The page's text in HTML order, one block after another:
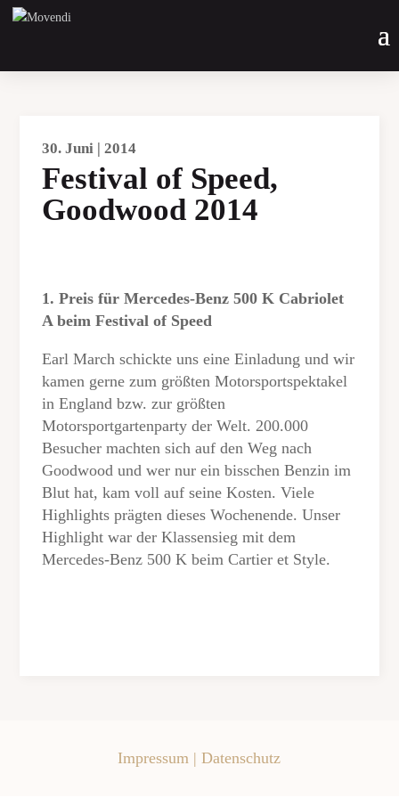
30. Juni | 2014
Festival of Speed,
Goodwood 2014
1. Preis für Mercedes-Benz 500 K Cabriolet
A beim Festival of Speed
Earl March schickte uns eine Einladung und wir
kamen gerne zum größten Motorsportspektakel
in England bzw. zur größten
Motorsportgartenparty der Welt. 200.000
Besucher machten sich auf den Weg nach
Goodwood und wer nur ein bisschen Benzin im
Blut hat, kam voll auf seine Kosten. Viele
Highlights prägten dieses Wochenende. Unser
Highlight war der Klassensieg mit dem
Mercedes-Benz 500 K beim Cartier et Style.
Impressum |Datenschutz